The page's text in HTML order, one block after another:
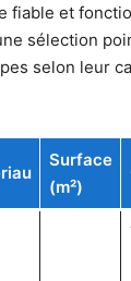
fiable et
sélection
selon leur
Surface
(m²)